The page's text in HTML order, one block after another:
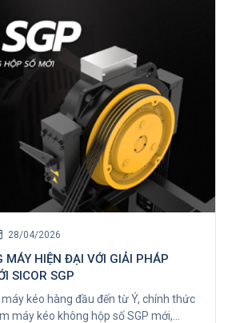
28/04/2026
MÁY HIỆN ĐẠI VỚI GIẢI PHÁP
SICOR SGP
kéo hàng đầu đến từ Ý, chính thức
máy kéo không hộp số SGP mới,